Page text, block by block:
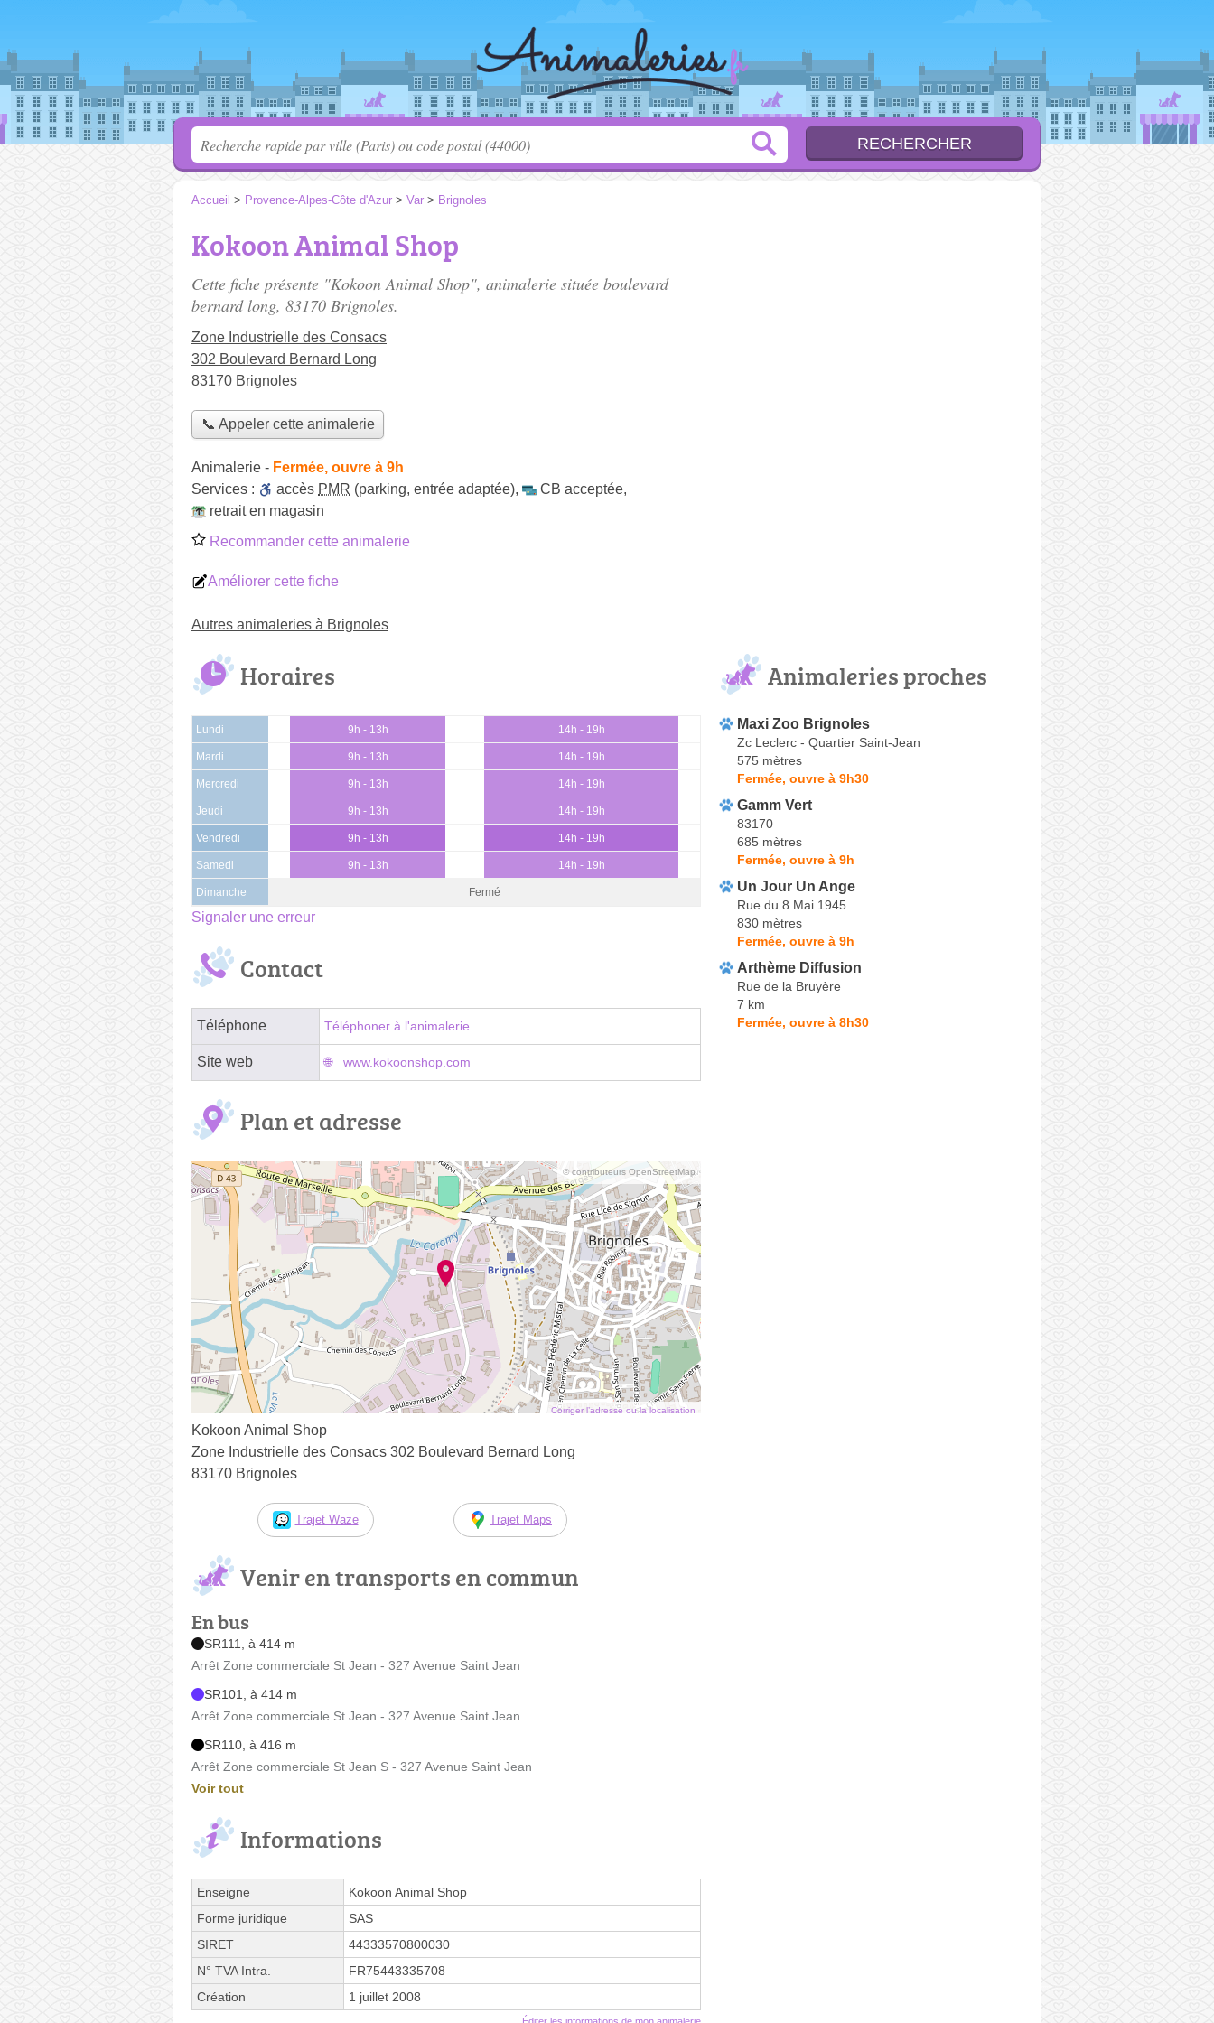
Accueil > Provence-Alpes-Côte d'Azur > Var > Brignoles
Kokoon Animal Shop
Cette fiche présente "Kokoon Animal Shop", animalerie située boulevard
bernard long, 83170 Brignoles.
Zone Industrielle des Consacs
302 Boulevard Bernard Long
83170 Brignoles
📞 Appeler cette animalerie
Animalerie - Fermée, ouvre à 9h
Services :
accès PMR (parking, entrée adaptée), CB acceptée,
retrait en magasin
Recommander cette animalerie
Améliorer cette fiche
Autres animaleries à Brignoles
Horaires
Lundi 9h - 13h 14h - 19h
Mardi 9h - 13h 14h - 19h
Mercredi 9h - 13h 14h - 19h
Jeudi 9h - 13h 14h - 19h
Vendredi 9h - 13h 14h - 19h
Samedi 9h - 13h 14h - 19h
Dimanche Fermé
Signaler une erreur
Contact
Téléphone Téléphoner à l'animalerie
Site web www.kokoonshop.com
Plan et adresse
© contributeurs OpenStreetMap
Corriger l’adresse ou la localisation
Kokoon Animal Shop
Zone Industrielle des Consacs 302 Boulevard Bernard Long
83170 Brignoles
Trajet Waze Trajet Maps
Venir en transports en commun
En bus
SR111, à 414 m
Arrêt Zone commerciale St Jean - 327 Avenue Saint Jean
SR101, à 414 m
Arrêt Zone commerciale St Jean - 327 Avenue Saint Jean
SR110, à 416 m
Arrêt Zone commerciale St Jean S - 327 Avenue Saint Jean
Voir tout
Informations
Enseigne
Kokoon Animal Shop
Forme juridique
SAS
SIRET
44333570800030
N° TVA Intra.
FR75443335708
Création
1 juillet 2008
Animaleries proches
Maxi Zoo Brignoles
Zc Leclerc - Quartier Saint-Jean
575 mètres
Fermée, ouvre à 9h30
Gamm Vert
83170
685 mètres
Fermée, ouvre à 9h
Un Jour Un Ange
Rue du 8 Mai 1945
830 mètres
Fermée, ouvre à 9h
Arthème Diffusion
Rue de la Bruyère
7 km
Fermée, ouvre à 8h30